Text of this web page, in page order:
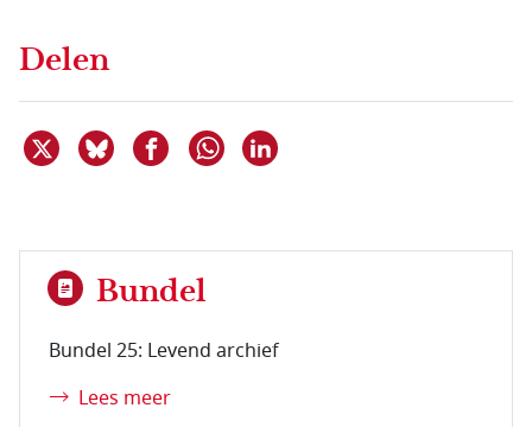
Delen
Deel dit item op X
Deel dit item op Bluesky
Deel dit item op Facebook
Delen via WhatsApp
Bundel
Bundel 25: Levend archief
Lees meer